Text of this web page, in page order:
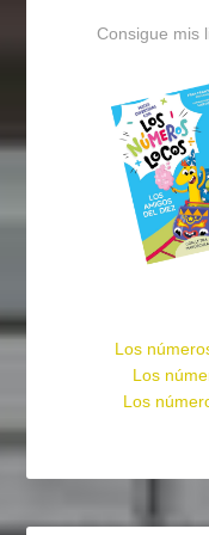
Consigue mis
Los
Los
Los